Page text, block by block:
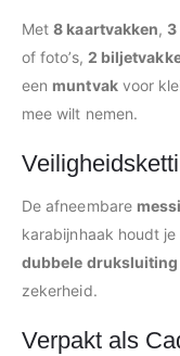
Met8 kaartvakken, 3
of foto’s, 2
een muntvakvoor
mee wilt nemen.
De afneembare
karabijnhaak houdt
dubbele druksluiting
zekerheid.
Verpakt als